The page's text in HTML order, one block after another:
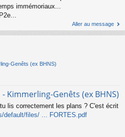
immémoriaux...
Aller au message
Genêts (ex BHNS)
Kimmerling-Genêts (ex BHNS)
lis correctement les plans ? C'est écrit
default/files/ ... FORTES.pdf